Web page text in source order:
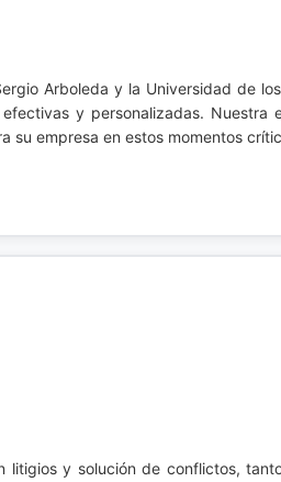
Arboleda y la Universidad de
y personalizadas. Nuestra
su empresa en estos momentos
litigios y solución de conflictos,